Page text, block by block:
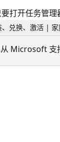
打开任务管
兑换、激活 |
Microsoft 支